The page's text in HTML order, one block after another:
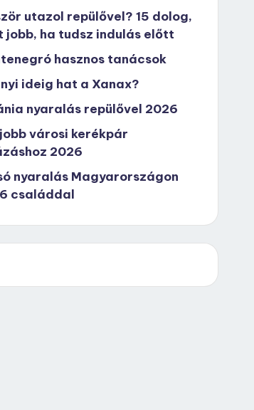
utazol repülővel? 15 dolog,
jobb, ha tudsz indulás előtt
hasznos tanácsok
ideig hat a Xanax?
nyaralás repülővel 2026
városi kerékpár
2026
nyaralás Magyarországon
családdal